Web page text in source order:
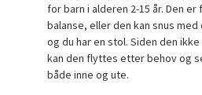
for barn i alderen 2-15 år. Den
balanse, eller den kan snus
og du har en stol. Siden den
kan den flyttes etter behov og
både inne og ute.